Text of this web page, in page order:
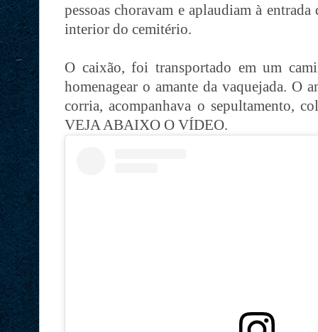
pessoas choravam e aplaudiam à
interior do cemitério.
O caixão, foi transportado em um
homenagear o amante da vaquejada. O
corria, acompanhava o sepultamento,
VEJA ABAIXO O VÍDEO.